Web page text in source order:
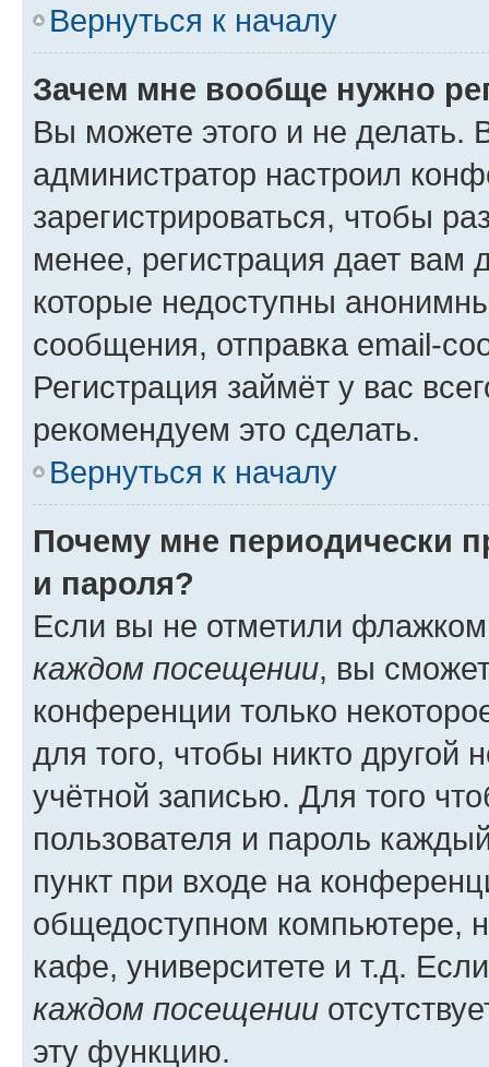
Вернуться к началу
Зачем мне вообще нужно
Вы можете этого и не делать.
администратор настроил
зарегистрироваться, чтобы
менее, регистрация дает вам
которые недоступны
сообщения, отправка email-
Регистрация займёт у вас
рекомендуем это сделать.
Вернуться к началу
Почему мне периодически
и пароля?
Если вы не отметили
каждом посещении, вы
конференции только
для того, чтобы никто другой
учётной записью. Для того
пользователя и пароль
пункт при входе на
общедоступном компьютере,
кафе, университете и т.д.
каждом посещении
эту функцию.